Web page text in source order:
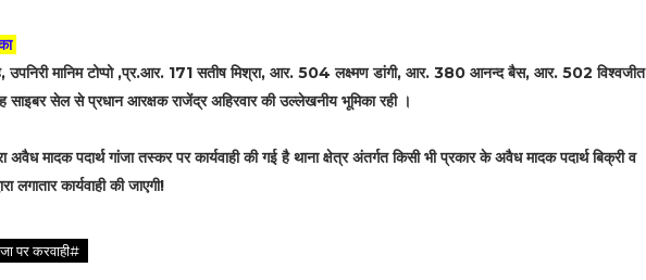
उपनिरी मानिम टोप्पो ,प्र.आर. 171 सतीष मिश्रा, आर. 504 लक्ष्मण डांगी, आर. 380 आनन्द बैस, आर. 502 विश्वजीत
सेल से प्रधान आरक्षक राजेंद्र अहिरवार की उल्लेखनीय भूमिका रही ।
अवैध मादक पदार्थ गांजा तस्कर पर कार्यवाही की गई है थाना क्षेत्र अंतर्गत किसी भी प्रकार के अवैध मादक पदार्थ बिक्री व
लगातार कार्यवाही की जाएगी!
पर करवाही#